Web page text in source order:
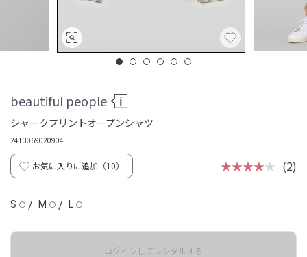
beautiful people
シャークプリントオープンシャツ
2413069020904
お気に入りに追加（10） ★★★★★ (2)
S ◯ / M ◯ / L ◯
ログインしてレンタルする